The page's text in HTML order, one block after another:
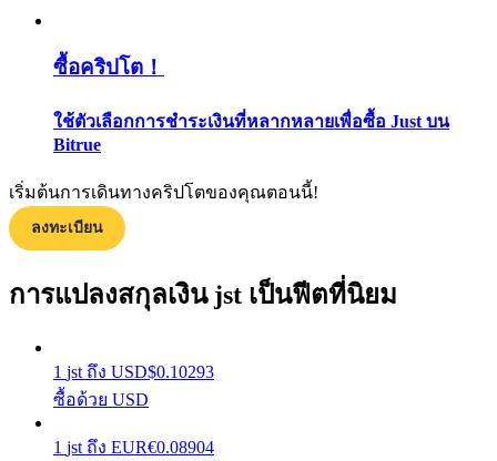
ได้รับ
ซื้อคริปโต！
ใช้ตัวเลือกการชำระเงินที่หลากหลายเพื่อซื้อ Just บน
Bitrue
เริ่มต้นการเดินทางคริปโตของคุณตอนนี้!
ลงทะเบียน
การแปลงสกุลเงิน jst เป็นฟีตที่นิยม
1 jst ถึง USD$0.10293
ซื้อด้วย USD
1 jst ถึง EUR€0.08904